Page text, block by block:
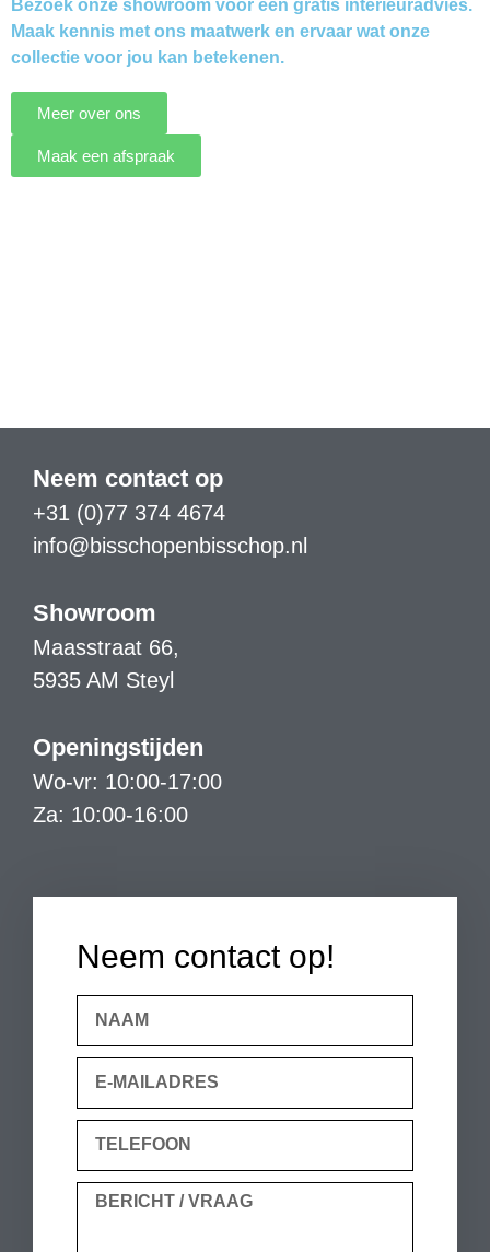
Bezoek onze showroom voor een gratis interieuradvies.
Maak kennis met ons maatwerk en ervaar wat onze
collectie voor jou kan betekenen.
Meer over ons
Maak een afspraak
Neem contact op
+31 (0)77 374 4674
info@bisschopenbisschop.nl
Showroom
Maasstraat 66,
5935 AM Steyl
Openingstijden
Wo-vr: 10:00-17:00
Za: 10:00-16:00
Neem contact op!